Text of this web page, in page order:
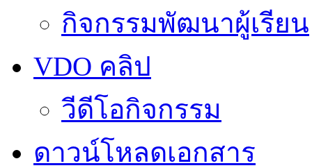
กิจกรรมพัฒนาผู้เรียน
VDO คลิป
วีดีโอกิจกรรม
ดาวน์โหลดเอกสาร